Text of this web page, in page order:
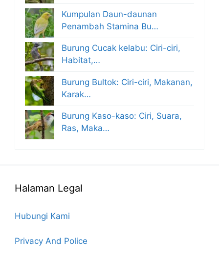
Kumpulan Daun-daunan
Penambah Stamina Bu…
Burung Cucak kelabu: Ciri-ciri,
Habitat,…
Burung Bultok: Ciri-ciri, Makanan,
Karak…
Burung Kaso-kaso: Ciri, Suara,
Ras, Maka…
Halaman Legal
Hubungi Kami
Privacy And Police